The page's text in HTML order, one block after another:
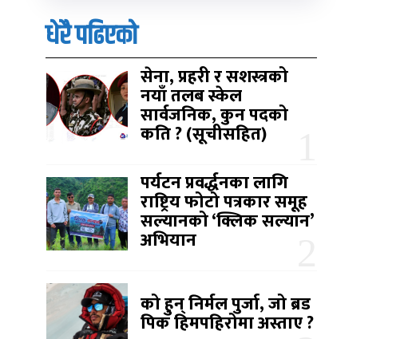
धेरै पढिएको
सेना, प्रहरी र सशस्त्रको
नयाँ तलब स्केल
सार्वजनिक, कुन पदको
कति ? (सूचीसहित)
पर्यटन प्रवर्द्धनका लागि
राष्ट्रिय फोटो पत्रकार समूह
सल्यानको ‘क्लिक सल्यान’
अभियान
को हुन् निर्मल पुर्जा, जो ब्रड
पिक हिमपहिरोमा अस्ताए ?